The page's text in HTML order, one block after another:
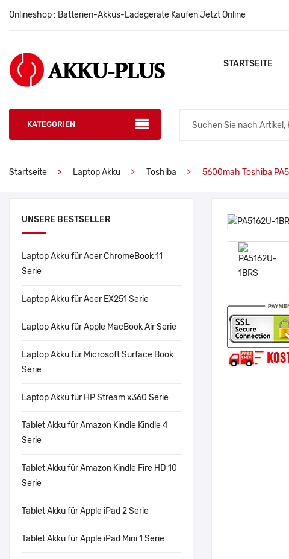
Onlineshop : Batterien-Akkus-Ladegeräte Kaufen Jetzt Online
STARTSEITE
KATEGORIEN
Startseite Laptop Akku Toshiba 5600mah Toshiba
UNSERE BESTSELLER
Laptop Akku für Acer ChromeBook 11
Serie
Laptop Akku für Acer EX251 Serie
Laptop Akku für Apple MacBook Air Serie
Laptop Akku für Microsoft Surface Book
Serie
Laptop Akku für HP Stream x360 Serie
Tablet Akku für Amazon Kindle Kindle 4
Serie
Tablet Akku für Amazon Kindle Fire HD 10
Serie
Tablet Akku für Apple iPad 2 Serie
Tablet Akku für Apple iPad Mini 1 Serie